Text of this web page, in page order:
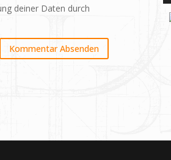
deiner Daten durch